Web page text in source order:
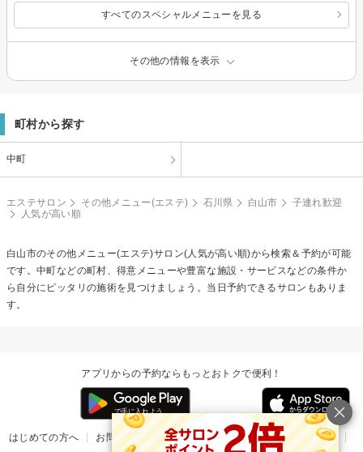
すべてのスペシャルメニューを見る
その他の情報を表示
町村から探す
中町
エステサロン その他メニュー(エステ) 石川県 白山市
子連れ歓迎
人気が高い順
白山市のその他メニュー(エステ)サロン(人気が高い順)から検索＆予約が可能
です。中町などの町村、得意メニューや豊富な施設・サービスなどの条件か
ら自分にピッタリの施術を見つけましょう。当日予約できるサロンもありま
す。
アプリからの予約ならもっとおトクで便利！
はじめての方へ お問い合わせ ヘルプ リリース情報
利用規約